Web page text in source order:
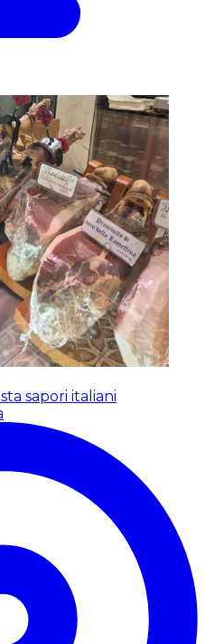
sapori italiani